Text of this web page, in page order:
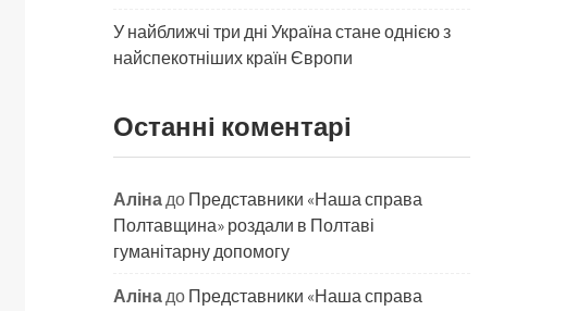
​У найближчі три дні Україна стане однією з
найспекотніших країн Європи
Останні коментарі
АлінадоПредставники «Наша справа
Полтавщина» роздали в Полтаві
гуманітарну допомогу
АлінадоПредставники «Наша справа